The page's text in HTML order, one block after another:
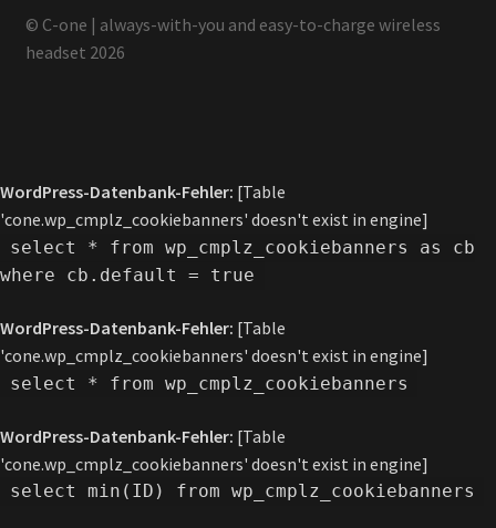
© C-one | always-with-you and easy-to-charge wireless
headset 2026
WordPress-Datenbank-Fehler: [Table
'cone.wp_cmplz_cookiebanners' doesn't exist in engine]
select * from wp_cmplz_cookiebanners as cb
where cb.default = true
WordPress-Datenbank-Fehler: [Table
'cone.wp_cmplz_cookiebanners' doesn't exist in engine]
select * from wp_cmplz_cookiebanners
WordPress-Datenbank-Fehler: [Table
'cone.wp_cmplz_cookiebanners' doesn't exist in engine]
select min(ID) from wp_cmplz_cookiebanners